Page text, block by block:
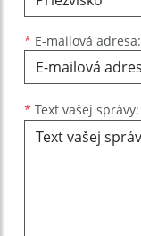
* E-mailová adresa:
* Text vašej správy: